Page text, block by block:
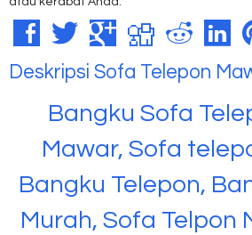
Deskripsi Sofa Telepon
Bangku Sofa
Mawar, Sofa
Bangku Telepon,
Murah, Sofa Telpon